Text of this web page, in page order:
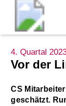
4. Quartal
Vor der
CS
geschätzt.